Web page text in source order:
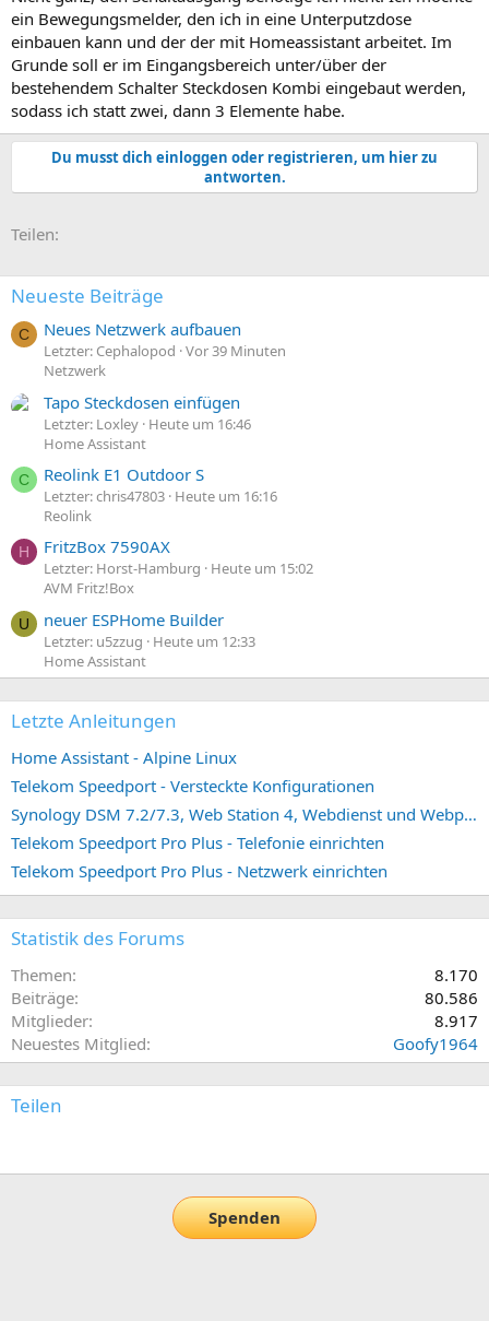
ein Bewegungsmelder, den ich in eine Unterputzdose
einbauen kann und der der mit Homeassistant arbeitet. Im
Grunde soll er im Eingangsbereich unter/über der
bestehendem Schalter Steckdosen Kombi eingebaut werden,
sodass ich statt zwei, dann 3 Elemente habe.
Du musst dich einloggen oder registrieren, um hier zu
antworten.
Teilen:
Neueste Beiträge
C Neues Netzwerk aufbauen
Letzter: Cephalopod Vor 39 Minuten
Netzwerk
Tapo Steckdosen einfügen
Letzter: Loxley Heute um 16:46
Home Assistant
C Reolink E1 Outdoor S
Letzter: chris47803 Heute um 16:16
Reolink
H FritzBox 7590AX
Letzter: Horst-Hamburg
Heute um 15:02
AVM Fritz!Box
U neuer ESPHome Builder
Letzter: u5zzug
Heute um 12:33
Home Assistant
Letzte Anleitungen
Home Assistant - Alpine Linux
Telekom Speedport - Versteckte Konfigurationen
Synology DSM 7.2/7.3, Web Station 4, Webdienst und Webportal erstellen (ehemals vHost)
Telekom Speedport Pro Plus - Telefonie einrichten
Telekom Speedport Pro Plus - Netzwerk einrichten
Statistik des Forums
Themen
8.170
Beiträge
80.586
Mitglieder
8.917
Neuestes Mitglied
Goofy1964
Teilen
Spenden